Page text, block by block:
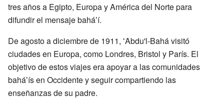
tres años a Egipto, Europa y América del Norte para
difundir el mensaje baháʼí.
De agosto a diciembre de 1911, ʻAbdu'l-Bahá visitó
ciudades en Europa, como Londres, Bristol y París. El
objetivo de estos viajes era apoyar a las comunidades
baháʼís en Occidente y seguir compartiendo las
enseñanzas de su padre.